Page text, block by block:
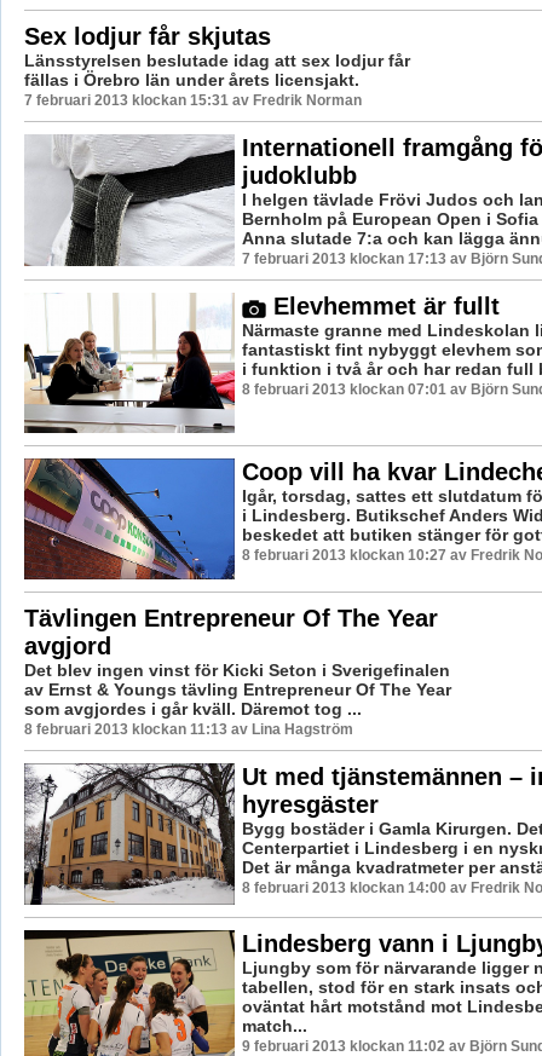
Sex lodjur får skjutas
Länsstyrelsen beslutade idag att sex lodjur får
fällas i Örebro län under årets licensjakt.
7 februari 2013 klockan 15:31 av Fredrik Norman
Internationell framgång
judoklubb
I helgen tävlade Frövi Judos och
Bernholm på European Open i
Anna slutade 7:a och kan lägga
7 februari 2013 klockan 17:13 av Björn
Elevhemmet är fullt
Närmaste granne med Lindeskolan
fantastiskt fint nybyggt elevhem
i funktion i två år och har redan full
8 februari 2013 klockan 07:01 av Björn
Coop vill ha kvar
Igår, torsdag, sattes ett slutdatum
i Lindesberg. Butikschef Anders
beskedet att butiken stänger för
8 februari 2013 klockan 10:27 av Fredrik
Tävlingen Entrepreneur Of The Year
avgjord
Det blev ingen vinst för Kicki Seton i Sverigefinalen
av Ernst & Youngs tävling Entrepreneur Of The Year
som avgjordes i går kväll. Däremot tog ...
8 februari 2013 klockan 11:13 av Lina Hagström
Ut med tjänstemännen –
hyresgäster
Bygg bostäder i Gamla Kirurgen.
Centerpartiet i Lindesberg i en
Det är många kvadratmeter per
8 februari 2013 klockan 14:00 av Fredrik
Lindesberg vann i
Ljungby som för närvarande ligger
tabellen, stod för en stark insats
oväntat hårt motstånd mot
match...
9 februari 2013 klockan 11:02 av Björn